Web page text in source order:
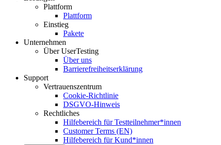
Plattform
Plattform
Einstieg
Pakete
Unternehmen
Über UserTesting
Über uns
Barrierefreiheitserklärung
Support
Vertrauenszentrum
Cookie-Richtlinie
DSGVO-Hinweis
Rechtliches
Hilfebereich für Testteilnehmer*innen
Customer Terms (EN)
Hilfebereich für Kund*innen